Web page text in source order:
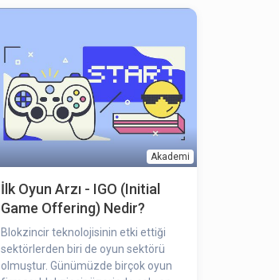
Akademi
İlk Oyun Arzı - IGO (Initial
Game Offering) Nedir?
Blokzincir teknolojisinin etki ettiği
sektörlerden biri de oyun sektörü
olmuştur. Günümüzde birçok oyun